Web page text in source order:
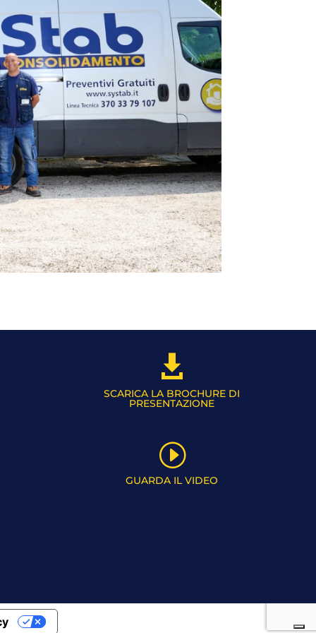

SCARICA LA BROCHURE DI
PRESENTAZIONE
I
GUARDA IL VIDEO